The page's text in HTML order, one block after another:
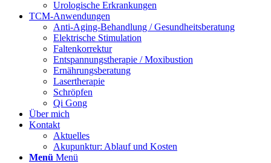
Urologische Erkrankungen
TCM-Anwendungen
Anti-Aging-Behandlung / Gesundheitsberatung
Elektrische Stimulation
Faltenkorrektur
Entspannungstherapie / Moxibustion
Ernährungsberatung
Lasertherapie
Schröpfen
Qi Gong
Über mich
Kontakt
Aktuelles
Akupunktur: Ablauf und Kosten
Menü Menü